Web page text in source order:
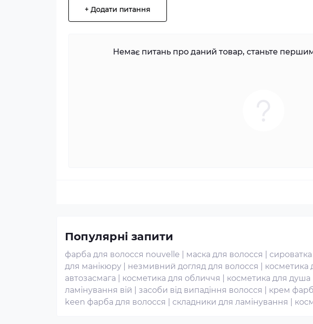
+ Додати питання
Немає питань про даний товар, станьте
Популярні запити
фарба для волосся nouvelle маска для волосся
для манікюру
незмивний догляд для волосся косметика
автозасмага
косметика для обличчя косметика для душа
ламінування вій
засоби від випадіння волосся крем
keen фарба для волосся
складники для ламінування